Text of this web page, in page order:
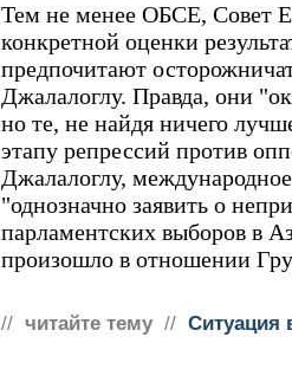
Тем не менее ОБСЕ, Совет
конкретной оценки
предпочитают
Джалалоглу. Правда, они
но те, не найдя ничего
этапу репрессий против
Джалалоглу,
"однозначно заявить о
парламентских выборов в
произошло в отношении
// читайте тему // Ситуация